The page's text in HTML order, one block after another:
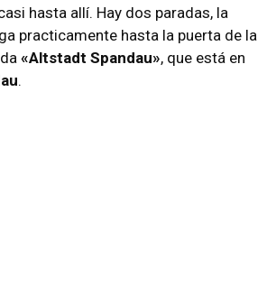
hasta allí. Hay dos paradas, la
practicamente hasta la puerta de la
«Altstadt Spandau», que está en
.